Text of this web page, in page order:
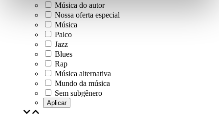
Música do autor
Nossa oferta especial
Música
Palco
Jazz
Blues
Rap
Música alternativa
Mundo da música
Sem subgênero
Aplicar